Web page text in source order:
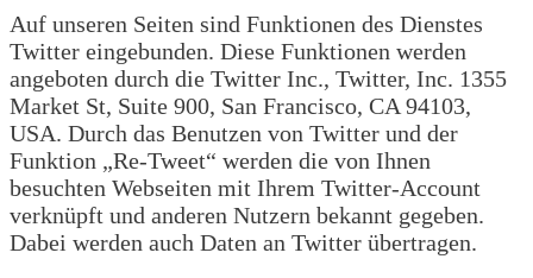
Auf unseren Seiten sind Funktionen des Dienstes
Twitter eingebunden. Diese Funktionen werden
angeboten durch die Twitter Inc., Twitter, Inc. 1355
Market St, Suite 900, San Francisco, CA 94103,
USA. Durch das Benutzen von Twitter und der
Funktion „Re-Tweet“ werden die von Ihnen
besuchten Webseiten mit Ihrem Twitter-Account
verknüpft und anderen Nutzern bekannt gegeben.
Dabei werden auch Daten an Twitter übertragen.